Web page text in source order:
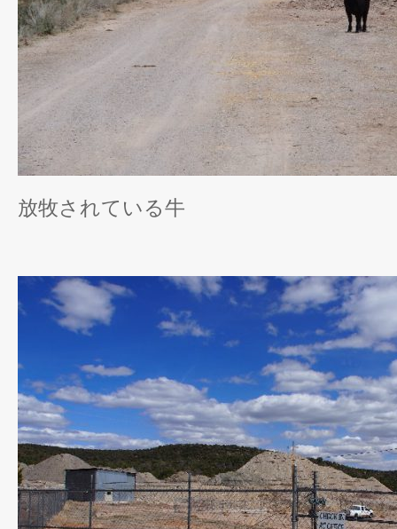
放牧されている牛